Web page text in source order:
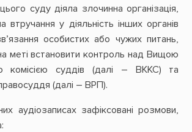
суду діяла злочинна організація,
втручання у діяльність інших органів
особистих або чужих питань,
меті встановити контроль над Вищою
комісією суддів (далі – ВККС) та
(далі – ВРП).
аудіозаписах зафіксовані розмови,